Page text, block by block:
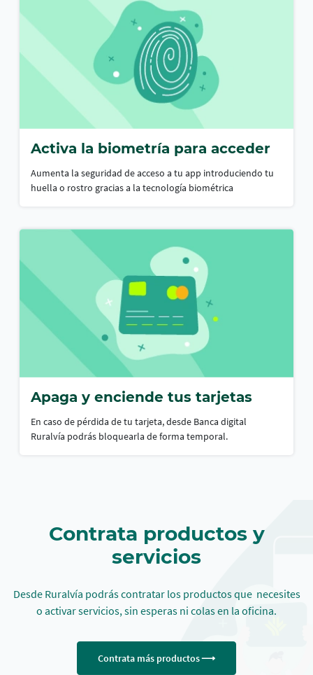
Activa la biometría para acceder
Aumenta la seguridad de acceso a tu app introduciendo tu
huella o rostro gracias a la tecnología biométrica
Apaga y enciende tus tarjetas
En caso de pérdida de tu tarjeta, desde Banca digital
Ruralvía podrás bloquearla de forma temporal.
Contrata productos y
servicios
Desde Ruralvía podrás contratar los productos que necesites
o activar servicios, sin esperas ni colas en la oficina.
Contrata más productos